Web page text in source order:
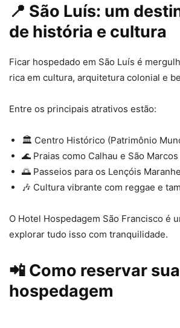
📍 São Luís: um
de história e cultura
Ficar hospedado em São Luís é
rica em cultura, arquitetura colonial e
Entre os principais atrativos estão:
🏛 Centro Histórico (Patrimônio
🌊 Praias como Calhau e São Marcos
🌅 Passeios para os Lençóis
🎶 Cultura vibrante com reggae e
O Hotel Hospedagem São Francisco é
explorar tudo isso com tranquilidade.
📲 Como reservar sua
hospedagem